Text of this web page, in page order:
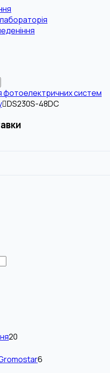
фотоелектричних систем
DS230S-48DC
20
6